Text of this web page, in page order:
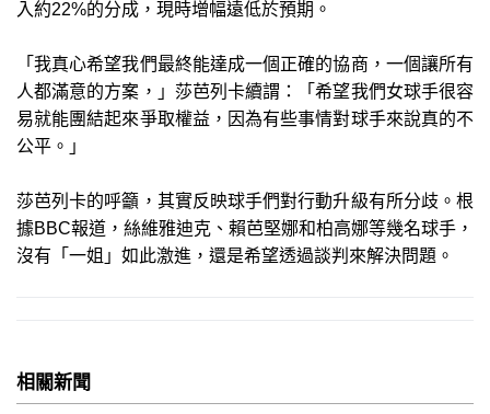
入約22%的分成，現時增幅遠低於預期。
「我真心希望我們最終能達成一個正確的協商，一個讓所有
人都滿意的方案，」莎芭列卡續謂：「希望我們女球手很容
易就能團結起來爭取權益，因為有些事情對球手來說真的不
公平。」
莎芭列卡的呼籲，其實反映球手們對行動升級有所分歧。根
據BBC報道，絲維雅迪克、賴芭堅娜和柏高娜等幾名球手，
沒有「一姐」如此激進，還是希望透過談判來解決問題。
相關新聞